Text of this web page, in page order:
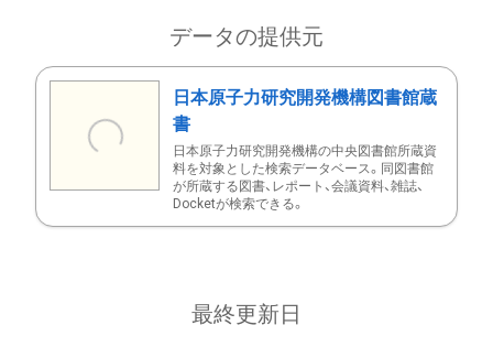
データの提供元
日本原子力研究開発機構図書館蔵
書
日本原子力研究開発機構の中央図書館所蔵資
料を対象とした検索データベース。同図書館
が所蔵する図書、レポート、会議資料、雑誌、
Docketが検索できる。
最終更新日